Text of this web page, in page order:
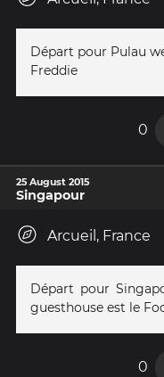
Départ pour Pulau
Freddie
0
25 August 2015
Singapour
Arcueil, France
Départ pour
guesthouse est le
0